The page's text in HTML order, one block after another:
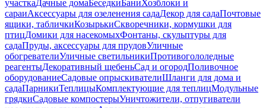
участкаДачные домаБеседкиБаниХозблоки и
сараиАксессуары для озеленения садаДекор для садаПочтовые
ящики, табличкиКозырькиСкворечники, кормушки для
птицДомики для насекомыхФонтаны, скульптуры для
садаПруды, аксессуары для прудовУличные
обогревателиУличные светильникиПротивогололедные
реагентыДекоративный щебеньСад и огородПоливочное
оборудованиеСадовые опрыскивателиШланги для дома и
садаПарникиТеплицыКомплектующие для теплицМодульные
грядкиСадовые компостерыУничтожители, отпугиватели